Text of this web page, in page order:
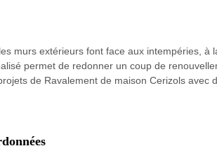
murs extérieurs font face aux intempéries, à
permet de redonner un coup de
de Ravalement de maison Cerizols avec